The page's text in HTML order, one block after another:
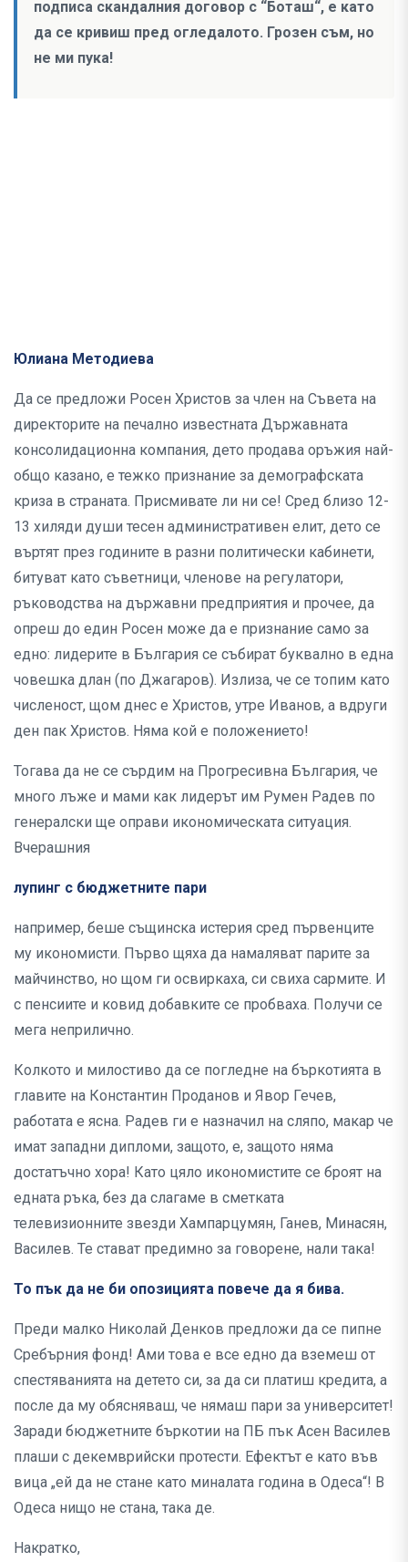
подписа скандалния договор с “Боташ“, е като
да се кривиш пред огледалото. Грозен съм, но
не ми пука!
Юлиана Методиева
Да се предложи Росен Христов за член на Съвета на
директорите на печално известната Държавната
консолидационна компания, дето продава оръжия най-
общо казано, е тежко признание за демографската
криза в страната. Присмивате ли ни се! Сред близо 12-
13 хиляди души тесен административен елит, дето се
въртят през годините в разни политически кабинети,
битуват като съветници, членове на регулатори,
ръководства на държавни предприятия и прочее, да
опрeш до един Росен може да е признание само за
едно: лидерите в България се събират буквално в една
човешка длан (по Джагаров). Излиза, че се топим като
численост, щом днес е Христов, утре Иванов, а вдруги
ден пак Христов. Няма кой е положението!
Тогава да не се сърдим на Прогресивна България, че
много лъже и мами как лидерът им Румен Радев по
генералски ще оправи икономическата ситуация.
Вчерашния
лупинг с бюджетните пари
например, беше същинска истерия сред първенците
му икономисти. Първо щяха да намаляват парите за
майчинство, но щом ги освиркаха, си свиха сармите. И
с пенсиите и ковид добавките се пробваха. Получи се
мега неприлично.
Колкото и милостиво да се погледне на бъркотията в
главите на Константин Проданов и Явор Гечев,
работата е ясна. Радев ги е назначил на сляпо, макар че
имат западни дипломи, защото, е, защото няма
достатъчно хора! Като цяло икономистите се броят на
едната ръка, без да слагаме в сметката
телевизионните звезди Хампарцумян, Ганев, Минасян,
Василев. Те стават предимно за говорене, нали така!
То пък да не би опозицията повече да я бива.
Преди малко Николай Денков предложи да се пипне
Сребърния фонд! Ами това е все едно да вземеш от
спестяванията на детето си, за да си платиш кредита, а
после да му обясняваш, че нямаш пари за университет!
Заради бюджетните бъркотии на ПБ пък Асен Василев
плаши с декемврийски протести. Ефектът е като във
вица „ей да не стане като миналата година в Одеса“! В
Одеса нищо не стана, така де.
Накратко,